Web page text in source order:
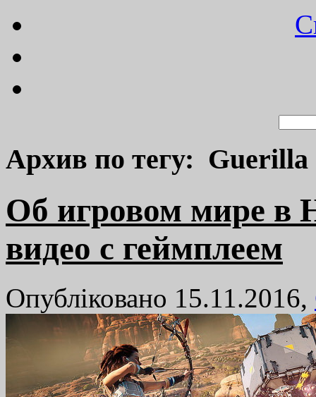
Архив по тегу: Guerilla
Об игровом мире в
видео с геймплеем
Опубліковано 15.11.2016,